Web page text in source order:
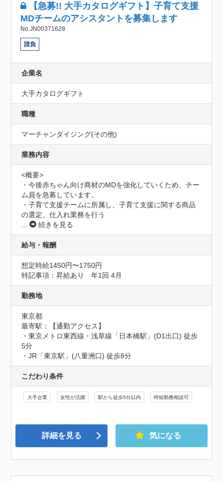
【急募!! 大手カタログギフト】子育て支援
MDチームのアシスタントを募集します
No.JN00371628
請負
企業名
大手カタログギフト
職種
マーチャンダイジング(その他)
業務内容
<概要>
・今後赤ちゃん向け商材のMDを強化していくため、チー
ム員を急募しています。
・子育て支援チームに所属し、子育て支援に関する商品
の選定、仕入れ業務を行う
...
続きを見る
給与・報酬
想定時給1450円〜1750円
特記事項：昇給あり　年1回 4月
勤務地
東京都
最寄駅：【通勤アクセス】
・東京メトロ東西線・浅草線「日本橋駅」(D1出口) 徒歩
5分
・JR「東京駅」(八重洲口) 徒歩8分
こだわり条件
大手企業 女性が活躍 駅から徒歩5分以内 時短勤務相談可
詳細を見る 気になる